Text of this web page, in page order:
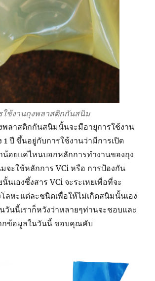
ใช้งานถุงพลาสติกกันสนิม
พลาสติกกันสนิมนั้นจะมีอายุการใช้งาน
1 ปี ขึ้นอยู่กับการใช้งานว่ามีการเปิด
น้อยแค่ไหนบอกหลักการทำงานของถุง
จะใช้หลักการ VCi หรือ การป้องกัน
นเองซึ้งสาร VCi จะระเหยเพื่อที่จะ
ลหะแต่ละชนิดเพื่อให้ไม่เกิดสนิมนั้นเอง
วันนี้เราก็หวังว่าหลายๆท่านจะชอบและ
กข้อมูลในวันนี้ ขอบคุณคับ